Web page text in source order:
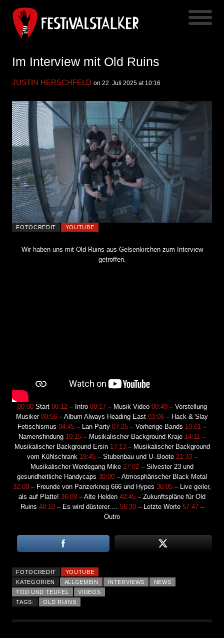
Im Interview mit Old Ruins
JUSTIN HERSCHFELD on 22. Juli 2025 at 10:16
FOTOCREDIT YOUTUBE
Wir haben uns mit Old Ruins aus Gelsenkirchen zum Interview
getroffen.
00:00Start 00:12– Intro 00:17– Musik Video 00:49– Vorstellung
Musiker 00:56 – Album Always Heading East 03:06 – Hack & Slay
Fetischismus 04:45 – Lan Party 07:25 – Vorherige Bands 10:01 –
Namensfindung 10:15 – Musikalischer Background Kraje 14:11 –
Musikalischer Background Ersin 17:13– Musikalischer Background
vom Kühlschrank 19:45– Stubenbau und U-.Boote 21:33–
Musikalischer Werdegang Mike 27:02 – Silvester 23 und
gesundheitliche Handycaps 30:00 – Atmosphärischer Black Metal
32:00 – Freunde von Panzerkrieg 666 und Hypes 36:05 – Live geiler,
als auf Platte! 36:09 – Alte Helden 42:45 – Zukunftspläne für Old
Ruins 48:10– Es wird düsterer…. 56:30– Letzte Worte 57:47–
Outro
FOTOCREDIT
YOUTUBE
KATEGORIEN
ALLGEMEIN INTERVIEWS
NEWS
TOD UND TEUFEL
VIDEOS
TAGS:
OLD RUINS